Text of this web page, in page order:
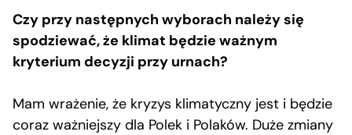
Czy przy następnych wyborach należy się
spodziewać, że klimat będzie ważnym
kryterium decyzji przy urnach?
Mam wrażenie, że kryzys klimatyczny jest i będzie
coraz ważniejszy dla Polek i Polaków. Duże zmiany